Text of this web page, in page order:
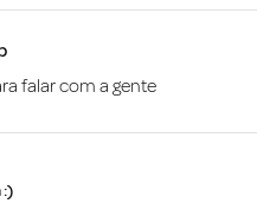
falar com a gente
:)